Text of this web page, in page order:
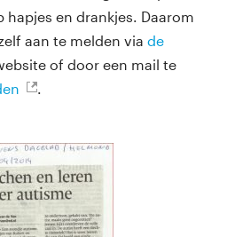
en drankjes. Daarom
aan te melden via de
of door een mail te
.